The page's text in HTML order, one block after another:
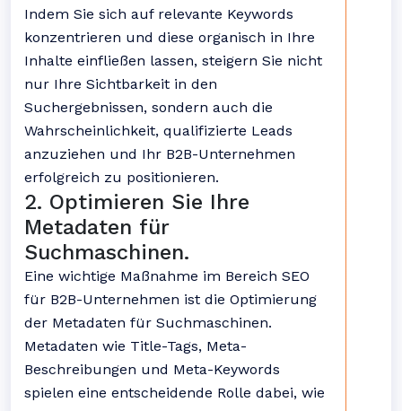
Indem Sie sich auf relevante Keywords
konzentrieren und diese organisch in Ihre
Inhalte einfließen lassen, steigern Sie nicht
nur Ihre Sichtbarkeit in den
Suchergebnissen, sondern auch die
Wahrscheinlichkeit, qualifizierte Leads
anzuziehen und Ihr B2B-Unternehmen
erfolgreich zu positionieren.
2. Optimieren Sie Ihre
Metadaten für
Suchmaschinen.
Eine wichtige Maßnahme im Bereich SEO
für B2B-Unternehmen ist die Optimierung
der Metadaten für Suchmaschinen.
Metadaten wie Title-Tags, Meta-
Beschreibungen und Meta-Keywords
spielen eine entscheidende Rolle dabei, wie